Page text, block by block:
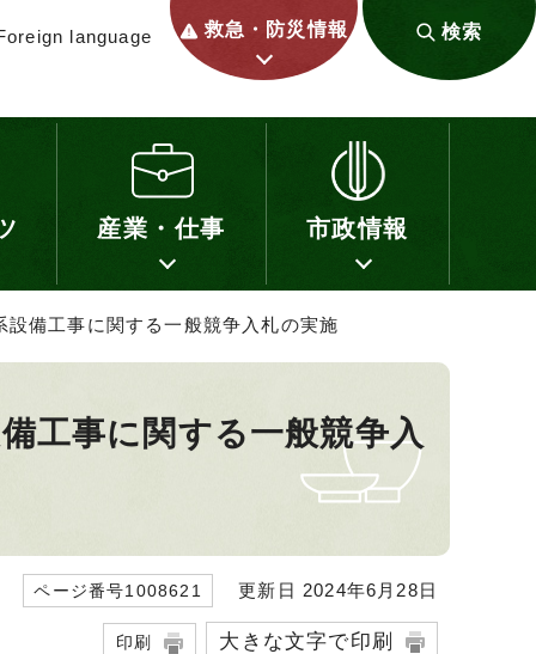
language 救急・防災情報 検索
産業・仕事 市政情報
備工事に関する一般競争入札の実施
工事に関する一般競争入
ページ番号1008621 更新日 2024年6月28日
印刷 大きな文字で印刷